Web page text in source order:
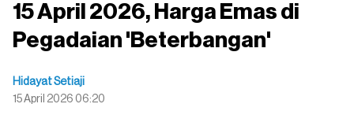
15 April 2026, Harga Emas di
Pegadaian 'Beterbangan'
Hidayat Setiaji
15 April 2026 06:20